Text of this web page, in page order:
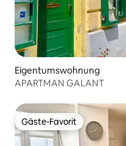
Eigentumswohnung
APARTMAN GALANT
Gäste-Favorit
Gäste-Favorit